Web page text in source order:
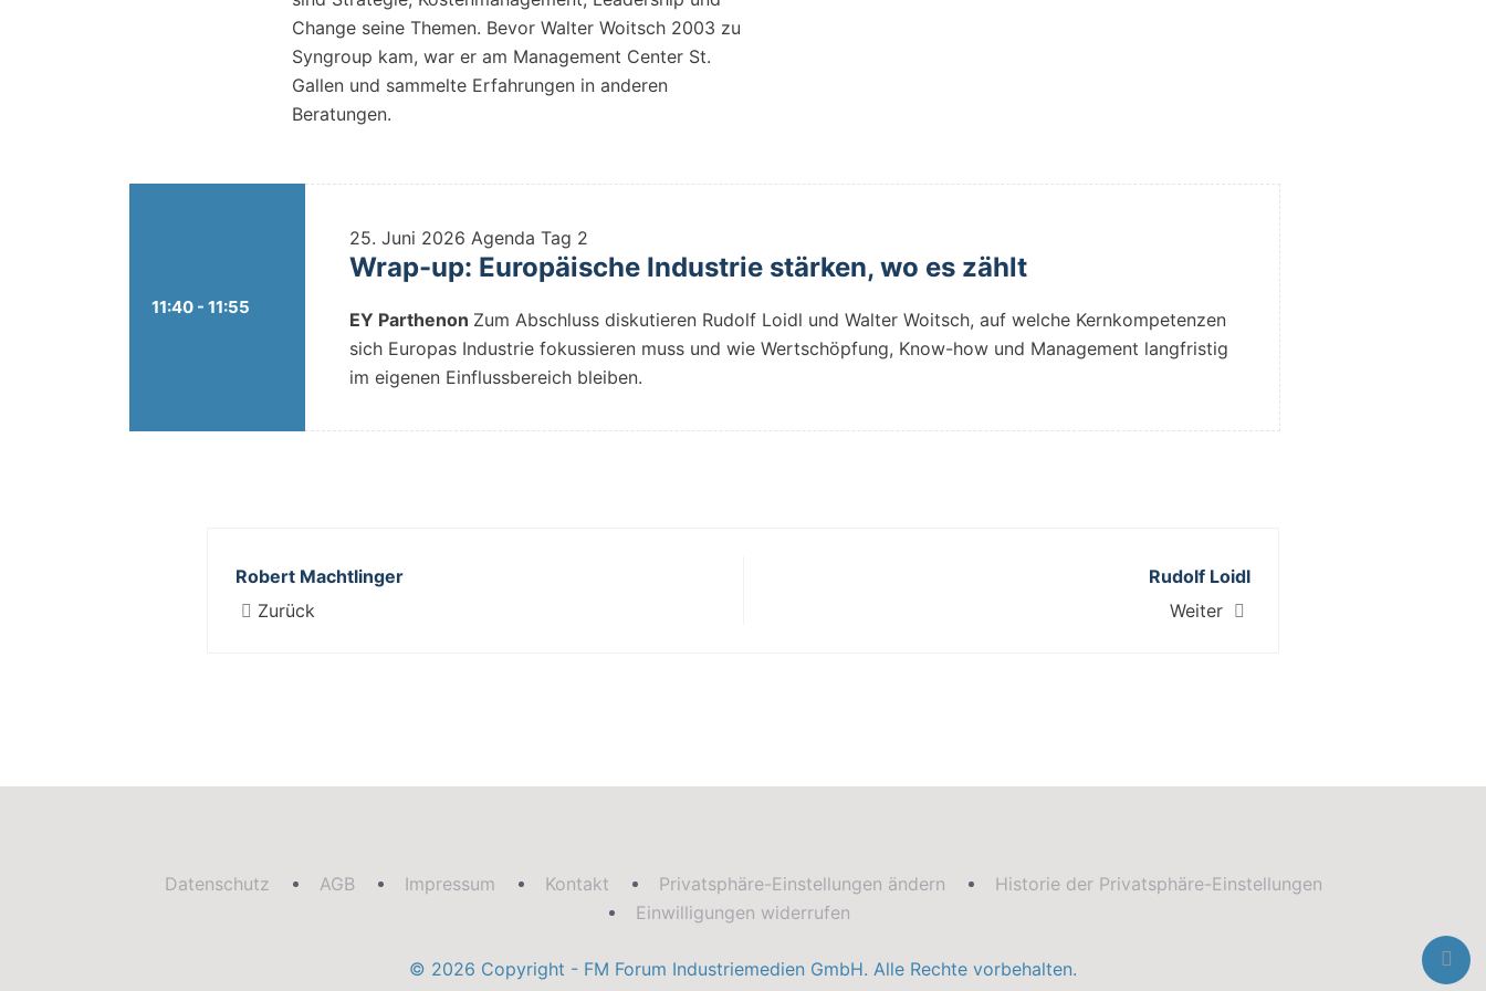
Change seine Themen. Bevor Walter Woitsch 2003 zu
Syngroup kam, war er am Management Center St.
Gallen und sammelte Erfahrungen in anderen
Beratungen.
11:40 - 11:55
25. Juni 2026 Agenda Tag 2
Wrap-up: Europäische Industrie stärken, wo es zählt
EY Parthenon Zum Abschluss diskutieren Rudolf Loidl und Walter Woitsch, auf welche Kernkompetenzen
sich Europas Industrie fokussieren muss und wie Wertschöpfung, Know-how und Management langfristig
im eigenen Einflussbereich bleiben.
Robert Machtlinger
Zurück
Rudolf Loidl
Weiter
Datenschutz AGB Impressum Kontakt Privatsphäre-Einstellungen ändern
Historie der Privatsphäre-Einstellungen
Einwilligungen widerrufen
© 2026 Copyright - FM Forum Industriemedien GmbH. Alle Rechte vorbehalten.